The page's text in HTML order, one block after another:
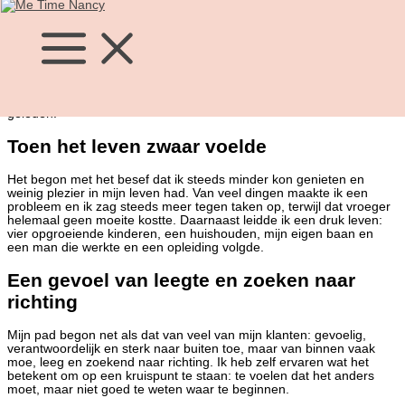
inhoud
Ik ben Nancy Haasnoot, getrouwd en moeder van vier prachtige
geleden.
Toen het leven zwaar voelde
Het begon met het besef dat ik steeds minder kon genieten en
weinig plezier in mijn leven had. Van veel dingen maakte ik een
probleem en ik zag steeds meer tegen taken op, terwijl dat vroeger
helemaal geen moeite kostte. Daarnaast leidde ik een druk leven:
vier opgroeiende kinderen, een huishouden, mijn eigen baan en
een man die werkte en een opleiding volgde.
Een gevoel van leegte en zoeken naar
richting
Mijn pad begon net als dat van veel van mijn klanten: gevoelig,
verantwoordelijk en sterk naar buiten toe, maar van binnen vaak
moe, leeg en zoekend naar richting. Ik heb zelf ervaren wat het
betekent om op een kruispunt te staan: te voelen dat het anders
moet, maar niet goed te weten waar te beginnen.